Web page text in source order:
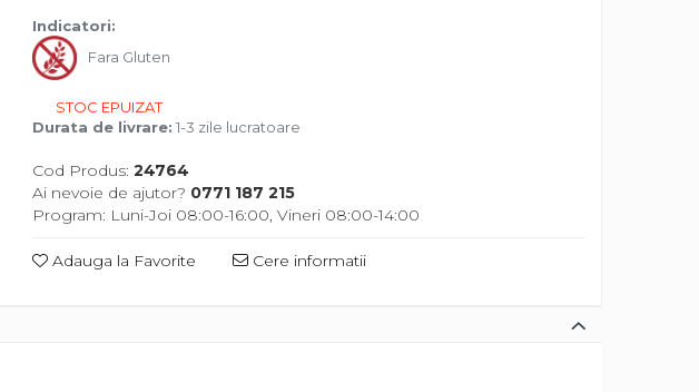
Indicatori:
Fara Gluten
STOC EPUIZAT
Durata de livrare: 1-3 zile lucratoare
Cod Produs: 24764
Ai nevoie de ajutor? 0771 187 215
Program: Luni-Joi 08:00-16:00, Vineri 08:00-14:00
Adauga la Favorite Cere informatii